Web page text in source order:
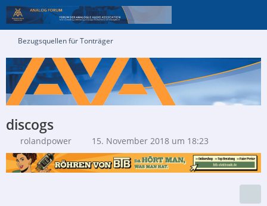
Bezugsquellen für Tonträger
discogs
rolandpower 15. November 2018 um 18:23